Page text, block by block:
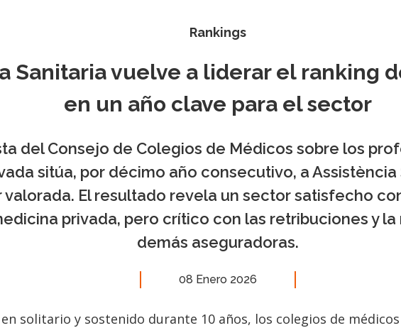
Rankings
Sanitaria vuelve a liderar el ranking
en un año clave para el sector
del Consejo de Colegios de Médicos sobre los
sitúa, por décimo año consecutivo, a
El resultado revela un sector satisfecho
privada, pero crítico con las retribuciones y
demás aseguradoras.
08 Enero 2026
solitario y sostenido durante 10 años, los colegios de